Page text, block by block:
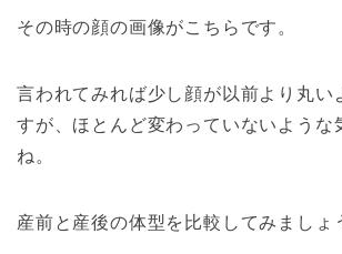
その時の顔の画像がこちらです。
言われてみれば少し顔が以前より丸い
すが、ほとんど変わっていないような
ね。
産前と産後の体型を比較してみましょ